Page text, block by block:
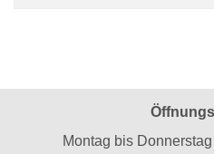
Montag bis